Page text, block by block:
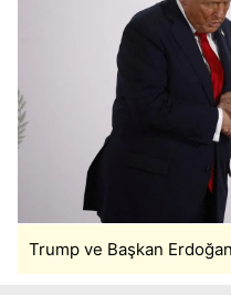
Trump ve Başkan Erdoğan